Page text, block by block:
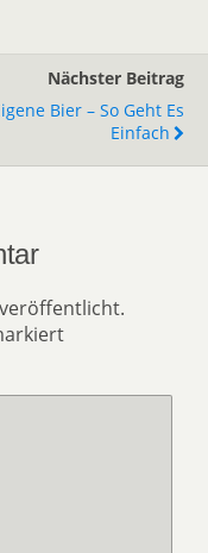
Nächster Beitrag
Bier – So Geht Es
Einfach